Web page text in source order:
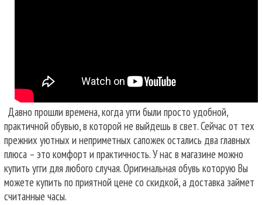
Давно прошли времена, когда угги были просто удобной,
практичной обувью, в которой не выйдешь в свет. Сейчас от тех
прежних уютных и неприметных сапожек остались два главных
плюса – это комфорт и практичность. У нас в магазине можно
купить угги для любого случая.Оригинальная обувь которую Вы
можете купить по приятной цене со скидкой, а доставка займет
считанные часы.